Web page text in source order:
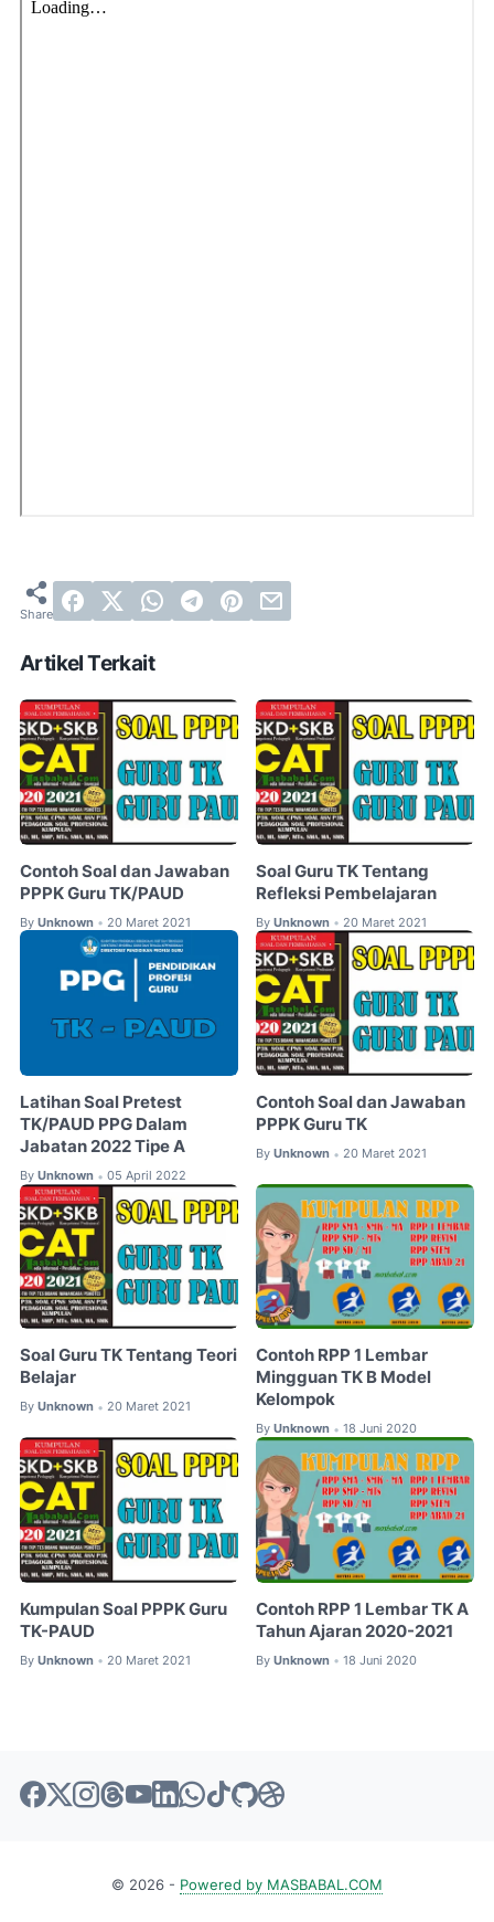
Artikel Terkait
Contoh Soal dan Jawaban
PPPK Guru TK/PAUD
By Unknown • 20 Maret 2021
Soal Guru TK Tentang
Refleksi Pembelajaran
By Unknown • 20 Maret 2021
Latihan Soal Pretest
TK/PAUD PPG Dalam
Jabatan 2022 Tipe A
By Unknown • 05 April 2022
Contoh Soal dan Jawaban
PPPK Guru TK
By Unknown • 20 Maret 2021
Soal Guru TK Tentang Teori
Belajar
By Unknown • 20 Maret 2021
Contoh RPP 1 Lembar
Mingguan TK B Model
Kelompok
By Unknown • 18 Juni 2020
Kumpulan Soal PPPK Guru
TK-PAUD
By Unknown • 20 Maret 2021
Contoh RPP 1 Lembar TK A
Tahun Ajaran 2020-2021
By Unknown • 18 Juni 2020
© 2026 - Powered by MASBABAL.COM